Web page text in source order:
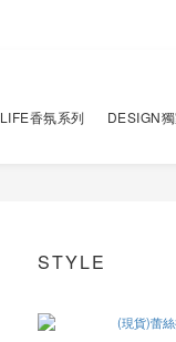
LIFE香氛系列 DESIGN
STYLE